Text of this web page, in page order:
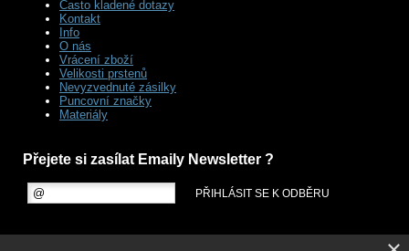
Často kladené dotazy
Kontakt
Info
O nás
Vrácení zboží
Velikosti prstenů
Nevyzvednuté zásilky
Puncovní značky
Materiály
Přejete si zasílat Emaily Newsletter ?